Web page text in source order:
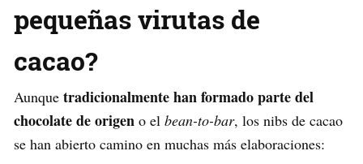
pequeñas virutas de
cacao?
Aunque tradicionalmente han formado parte del
chocolate de origen o el bean-to-bar, los nibs de cacao
se han abierto camino en muchas más elaboraciones: